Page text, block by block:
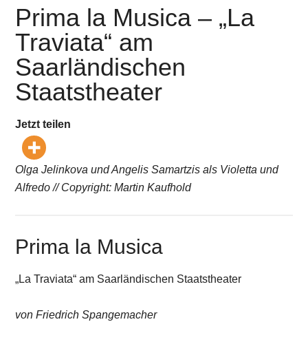
Prima la Musica – „La
Traviata“ am
Saarländischen
Staatstheater
Jetzt teilen
Olga Jelinkova und Angelis Samartzis als Violetta und
Alfredo // Copyright: Martin Kaufhold
Prima la Musica
„La Traviata“ am Saarländischen Staatstheater
von Friedrich Spangemacher